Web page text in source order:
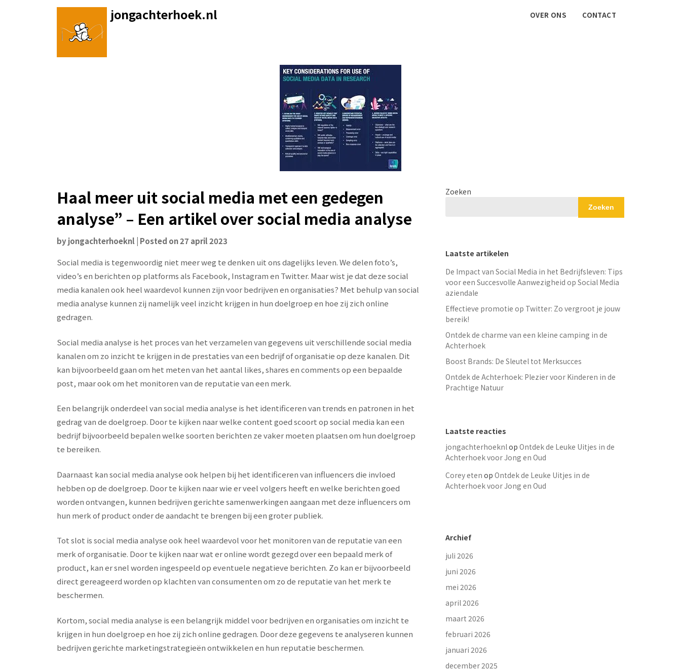
jongachterhoek.nl OVER ONS CONTACT
Haal meer uit social media met een gedegen
analyse” – Een artikel over social media analyse
byjongachterhoeknl Posted on27 april 2023
Social media is tegenwoordig niet meer weg te denken uit ons dagelijks leven. We delen foto’s,
video’s en berichten op platforms als Facebook, Instagram en Twitter. Maar wist je dat deze social
media kanalen ook heel waardevol kunnen zijn voor bedrijven en organisaties? Met behulp van social
media analyse kunnen zij namelijk veel inzicht krijgen in hun doelgroep en hoe zij zich online
gedragen.
Social media analyse is het proces van het verzamelen van gegevens uit verschillende social media
kanalen om zo inzicht te krijgen in de prestaties van een bedrijf of organisatie op deze kanalen. Dit
kan bijvoorbeeld gaan om het meten van het aantal likes, shares en comments op een bepaalde
post, maar ook om het monitoren van de reputatie van een merk.
Een belangrijk onderdeel van social media analyse is het identificeren van trends en patronen in het
gedrag van de doelgroep. Door te kijken naar welke content goed scoort op social media kan een
bedrijf bijvoorbeeld bepalen welke soorten berichten ze vaker moeten plaatsen om hun doelgroep
te bereiken.
Daarnaast kan social media analyse ook helpen bij het identificeren van influencers die invloed
hebben op de doelgroep. Door te kijken naar wie er veel volgers heeft en welke berichten goed
worden ontvangen, kunnen bedrijven gerichte samenwerkingen aangaan met deze influencers om
hun merk of product onder de aandacht te brengen bij een groter publiek.
Tot slot is social media analyse ook heel waardevol voor het monitoren van de reputatie van een
merk of organisatie. Door te kijken naar wat er online wordt gezegd over een bepaald merk of
product, kan er snel worden ingespeeld op eventuele negatieve berichten. Zo kan er bijvoorbeeld
direct gereageerd worden op klachten van consumenten om zo de reputatie van het merk te
beschermen.
Kortom, social media analyse is een belangrijk middel voor bedrijven en organisaties om inzicht te
krijgen in hun doelgroep en hoe zij zich online gedragen. Door deze gegevens te analyseren kunnen
bedrijven gerichte marketingstrategieën ontwikkelen en hun reputatie beschermen.
Zoeken
Zoeken
Laatste artikelen
De Impact van Social Media in het Bedrijfsleven: Tips
voor een Succesvolle Aanwezigheid op Social Media
aziendale
Effectieve promotie op Twitter: Zo vergroot je jouw
bereik!
Ontdek de charme van een kleine camping in de
Achterhoek
Boost Brands: De Sleutel tot Merksucces
Ontdek de Achterhoek: Plezier voor Kinderen in de
Prachtige Natuur
Laatste reacties
jongachterhoeknlop Ontdek de Leuke Uitjes in de
Achterhoek voor Jong en Oud
Corey eten op Ontdek de Leuke Uitjes in de
Achterhoek voor Jong en Oud
Archief
juli 2026
juni 2026
mei 2026
april 2026
maart 2026
februari 2026
januari 2026
december 2025